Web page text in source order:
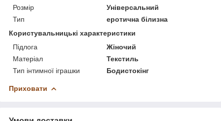
Розмір
Універсальний
Тип
еротична білизна
Користувальницькі характеристики
Підлога
Жіночий
Матеріал
Текстиль
Тип інтимної іграшки
Бодистокінг
Приховати